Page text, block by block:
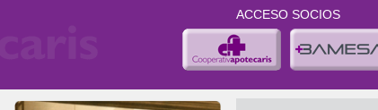
ACCESO SOCIOS